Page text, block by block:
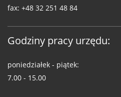
fax: +48 32 251 48 84
Godziny pracy urzędu:
poniedziałek - piątek:
7.00 - 15.00